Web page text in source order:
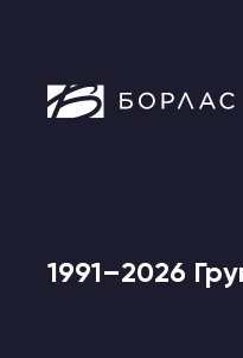
1991–2026